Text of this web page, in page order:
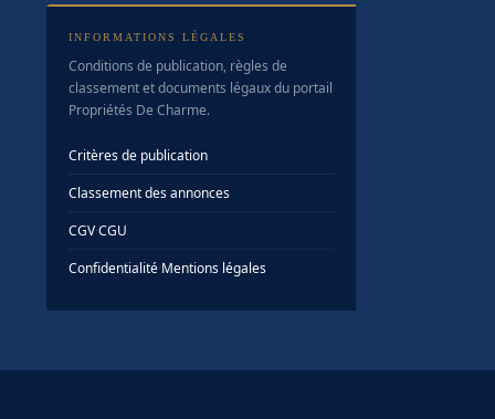
INFORMATIONS LÉGALES
Conditions de publication, règles de
classement et documents légaux du portail
Propriétés De Charme.
Critères de publication
Classement des annonces
CGV·CGU
Confidentialité·Mentions légales